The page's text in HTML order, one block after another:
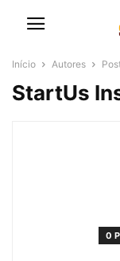
Início Autores
StartUs
0